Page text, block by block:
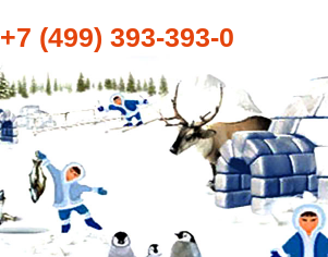
+7 (499) 393-393-0